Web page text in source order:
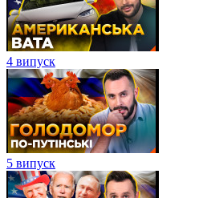
4 випуск
5 випуск